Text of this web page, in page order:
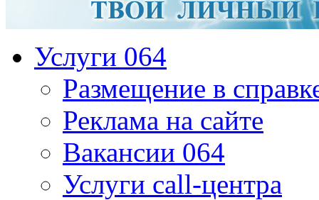
Услуги 064
Размещение в
Реклама на сайте
Вакансии 064
Услуги call-центра